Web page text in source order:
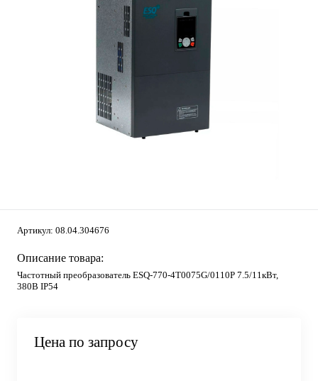
Артикул: 08.04.304676
Описание товара:
Частотный преобразователь ESQ-770-4T0075G/0110P 7.5/11кВт,
380В IP54
Цена по запросу